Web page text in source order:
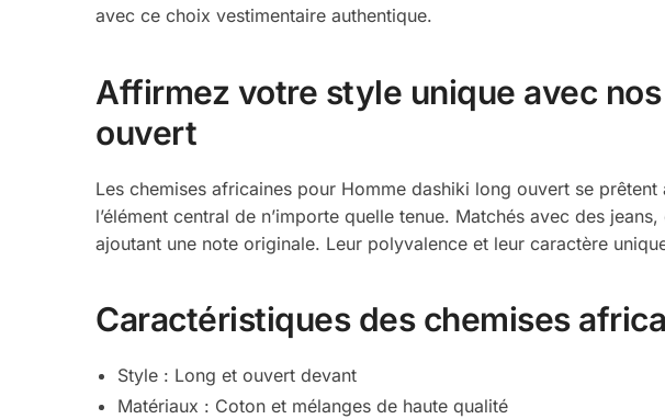
avec ce choix vestimentaire authentique.
Affirmez votre style unique avec
ouvert
Les chemises africaines pour Homme dashiki long ouvert se
l’élément central de n’importe quelle tenue. Matchés avec des
ajoutant une note originale. Leur polyvalence et leur caractère
Caractéristiques des chemises
Style : Long et ouvert devant
Matériaux : Coton et mélanges de haute qualité